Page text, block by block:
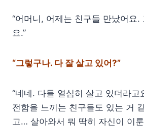
“어머니, 어제는 친구들 만났어요.
요.”
“그렇구나. 다 잘 살고 있어?”
“네네. 다들 열심히 살고 있더라고
전함을 느끼는 친구들도 있는 거
고… 살아와서 뭐 딱히 자신이 이